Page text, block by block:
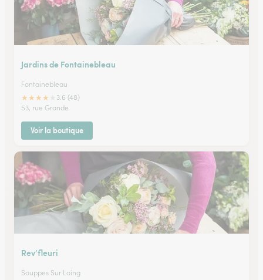
Jardins de Fontainebleau
Fontainebleau
★★★★
3.6 (48)
53, rue Grande
Voir la boutique
Rev’fleuri
Souppes Sur Loing